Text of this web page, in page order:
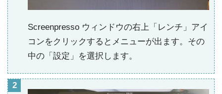
Screenpresso ウィンドウの右上「レンチ」アイ
コンをクリックするとメニューが出ます。その
中の「設定」を選択します。